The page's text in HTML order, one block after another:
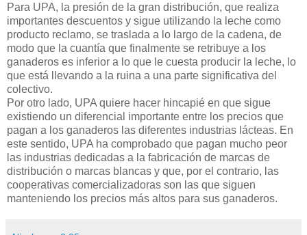
Para UPA, la presión de la gran distribución, que realiza
importantes descuentos y sigue utilizando la leche como
producto reclamo, se traslada a lo largo de la cadena, de
modo que la cuantía que finalmente se retribuye a los
ganaderos es inferior a lo que le cuesta producir la leche, lo
que está llevando a la ruina a una parte significativa del
colectivo.
Por otro lado, UPA quiere hacer hincapié en que sigue
existiendo un diferencial importante entre los precios que
pagan a los ganaderos las diferentes industrias lácteas. En
este sentido, UPA ha comprobado que pagan mucho peor
las industrias dedicadas a la fabricación de marcas de
distribución o marcas blancas y que, por el contrario, las
cooperativas comercializadoras son las que siguen
manteniendo los precios más altos para sus ganaderos.